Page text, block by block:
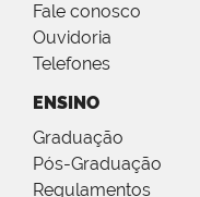
Fale conosco
Ouvidoria
Telefones
ENSINO
Graduação
Pós-Graduação
Regulamentos